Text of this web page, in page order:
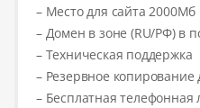
– Место для сайта 2000Мб
– Домен в зоне (RU/РФ) в
– Техническая поддержка
– Резервное копирование
– Бесплатная